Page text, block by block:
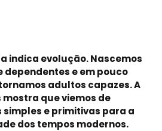
indica evolução. Nascemos
dependentes e em pouco
adultos capazes. A
mostra que viemos de
simples e primitivas para a
dos tempos modernos.